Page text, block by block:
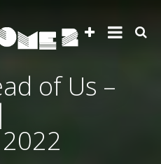
of Us –